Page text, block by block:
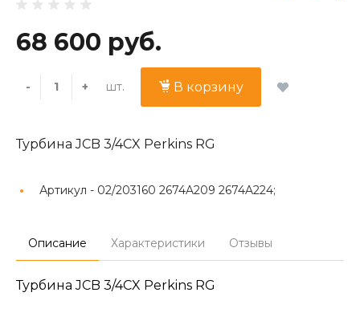
68 600 руб.
- + шт. В корзину
Турбина JCB 3/4CX Perkins RG
Артикул - 02/203160 2674A209 2674A224;
Описание Характеристики Отзывы
Турбина JCB 3/4CX Perkins RG